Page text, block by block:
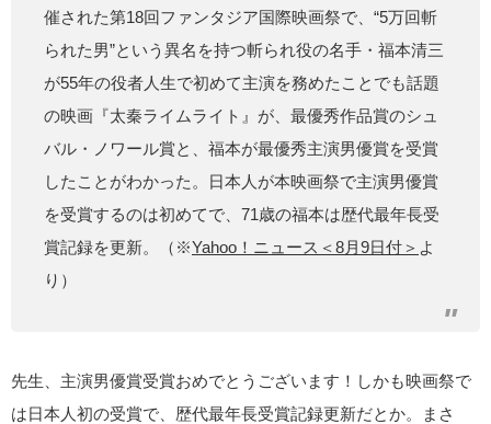
催された第18回ファンタジア国際映画祭で、“5万回斬
られた男”という異名を持つ斬られ役の名手・福本清三
が55年の役者人生で初めて主演を務めたことでも話題
の映画『太秦ライムライト』が、最優秀作品賞のシュ
バル・ノワール賞と、福本が最優秀主演男優賞を受賞
したことがわかった。日本人が本映画祭で主演男優賞
を受賞するのは初めてで、71歳の福本は歴代最年長受
賞記録を更新。（※Yahoo！ニュース＜8月9日付＞ よ
り）
先生、主演男優賞受賞おめでとうございます！しかも映画祭で
は日本人初の受賞で、歴代最年長受賞記録更新だとか。まさ